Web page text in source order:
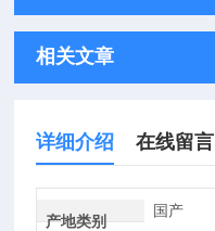
相关文章
详细介绍 在线留言
产地类别
国产